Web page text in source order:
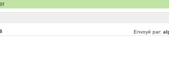
Envoyé par: